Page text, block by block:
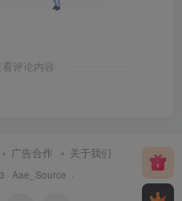
评论内容
广告合作 关于我们
· Aae_Source ·